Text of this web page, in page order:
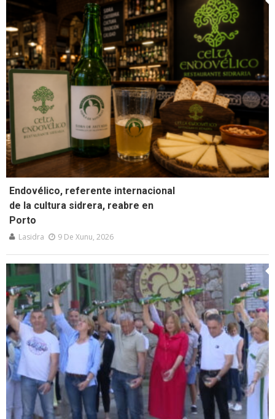
Endovélico, referente internacional
de la cultura sidrera, reabre en
Porto
Lasidra 9 De Xunu, 2026